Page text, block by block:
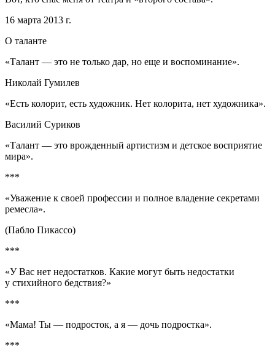
16 марта 2013 г.
О таланте
«Талант — это не только дар, но еще и воспоминание».
Николай Гумилев
«Есть колорит, есть художник. Нет колорита, нет художника».
Василий Суриков
«Талант — это врожденный артистизм и детское восприятие
мира».
***
«Уважение к своей профессии и полное владение секретами
ремесла».
(Пабло Пикассо)
***
«У Вас нет недостатков. Какие могут быть недостатки
у стихийного бедствия?»
***
«Мама! Ты — подросток, а я — дочь подростка».
***